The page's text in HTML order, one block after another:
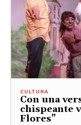
CULTURA
Con una
chispeante
Flores”